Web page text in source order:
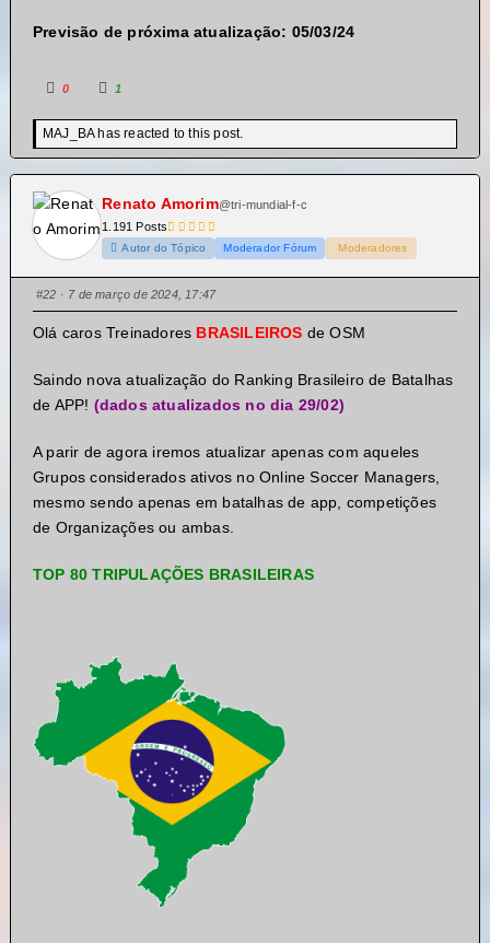
Previsão de próxima atualização: 05/03/24
0 1
MAJ_BA has reacted to this post.
Renato Amorim@tri-mundial-f-c
1.191 Posts
Autor do Tópico Moderador Fórum Moderadores
#22 · 7 de março de 2024, 17:47
Olá caros Treinadores BRASILEIROS de OSM
Saindo nova atualização do Ranking Brasileiro de Batalhas
de APP! (dados atualizados no dia 29/02)
A parir de agora iremos atualizar apenas com aqueles
Grupos considerados ativos no Online Soccer Managers,
mesmo sendo apenas em batalhas de app, competições
de Organizações ou ambas.
TOP 80 TRIPULAÇÕES BRASILEIRAS